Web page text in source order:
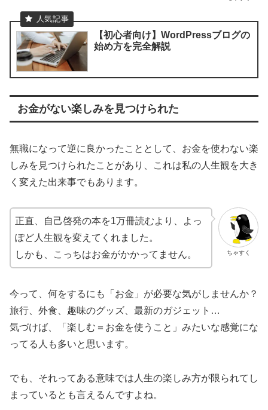
【初心者向け】WordPressブログの
始め方を完全解説
お金がない楽しみを見つけられた
無職になって逆に良かったこととして、お金を使わない楽
しみを見つけられたことがあり、これは私の人生観を大き
く変えた出来事でもあります。
ちゃすく
正直、自己啓発の本を1万冊読むより、よっ
ぽど人生観を変えてくれました。
しかも、こっちはお金がかかってません。
今って、何をするにも「お金」が必要な気がしませんか？
旅行、外食、趣味のグッズ、最新のガジェット…
気づけば、「楽しむ＝お金を使うこと」みたいな感覚にな
ってる人も多いと思います。
でも、それってある意味では人生の楽しみ方が限られてし
まっているとも言えるんですよね。